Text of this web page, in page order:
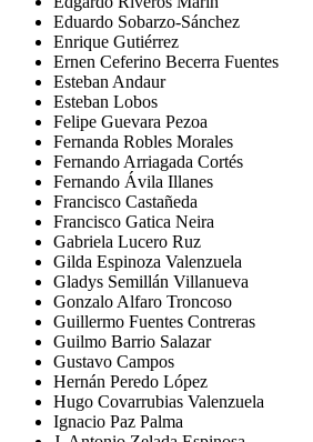
Eduardo Sobarzo-Sánchez
Enrique Gutiérrez
Ernen Ceferino Becerra Fuentes
Esteban Andaur
Esteban Lobos
Felipe Guevara Pezoa
Fernanda Robles Morales
Fernando Arriagada Cortés
Fernando Ávila Illanes
Francisco Castañeda
Francisco Gatica Neira
Gabriela Lucero Ruz
Gilda Espinoza Valenzuela
Gladys Semillán Villanueva
Gonzalo Alfaro Troncoso
Guillermo Fuentes Contreras
Guilmo Barrio Salazar
Gustavo Campos
Hernán Peredo López
Hugo Covarrubias Valenzuela
Ignacio Paz Palma